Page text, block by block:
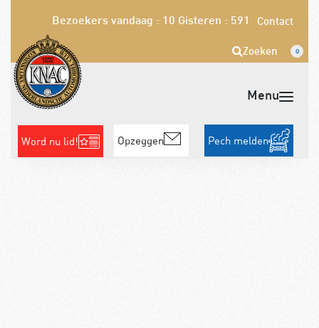
Bezoekers vandaag : 10 Gisteren : 591 Contact
Zoeken 0
Word nu lid! Opzeggen Pech melden